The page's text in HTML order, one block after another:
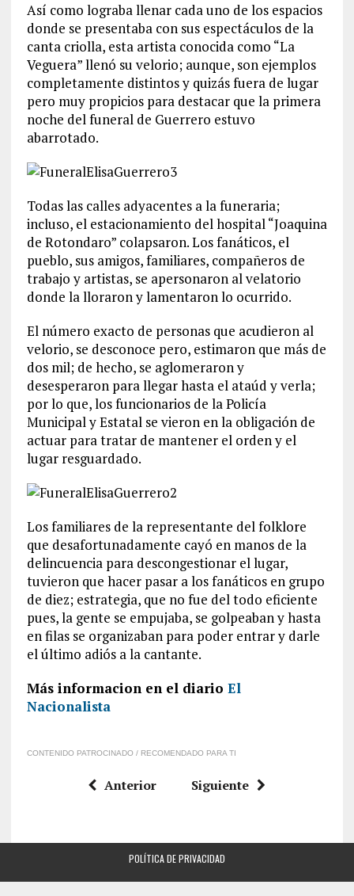
Así como lograba llenar cada uno de los espacios
donde se presentaba con sus espectáculos de la
canta criolla, esta artista conocida como “La
Veguera” llenó su velorio; aunque, son ejemplos
completamente distintos y quizás fuera de lugar
pero muy propicios para destacar que la primera
noche del funeral de Guerrero estuvo
abarrotado.
Todas las calles adyacentes a la funeraria;
incluso, el estacionamiento del hospital “Joaquina
de Rotondaro” colapsaron. Los fanáticos, el
pueblo, sus amigos, familiares, compañeros de
trabajo y artistas, se apersonaron al velatorio
donde la lloraron y lamentaron lo ocurrido.
El número exacto de personas que acudieron al
velorio, se desconoce pero, estimaron que más de
dos mil; de hecho, se aglomeraron y
desesperaron para llegar hasta el ataúd y verla;
por lo que, los funcionarios de la Policía
Municipal y Estatal se vieron en la obligación de
actuar para tratar de mantener el orden y el
lugar resguardado.
Los familiares de la representante del folklore
que desafortunadamente cayó en manos de la
delincuencia para descongestionar el lugar,
tuvieron que hacer pasar a los fanáticos en grupo
de diez; estrategia, que no fue del todo eficiente
pues, la gente se empujaba, se golpeaban y hasta
en filas se organizaban para poder entrar y darle
el último adiós a la cantante.
Más informacion en el diario El
Nacionalista
CONTENIDO PATROCINADO / RECOMENDADO PARA TI
Anterior Siguiente
POLÍTICA DE PRIVACIDAD